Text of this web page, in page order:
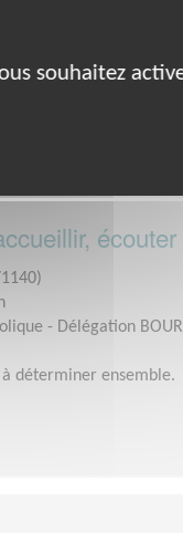
- Délégation
à déterminer ensemble.
souhaitez